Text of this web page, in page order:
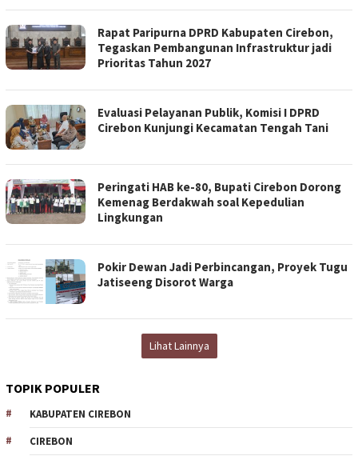
Rapat Paripurna DPRD Kabupaten Cirebon,
Tegaskan Pembangunan Infrastruktur jadi
Prioritas Tahun 2027
Evaluasi Pelayanan Publik, Komisi I DPRD
Cirebon Kunjungi Kecamatan Tengah Tani
Peringati HAB ke-80, Bupati Cirebon Dorong
Kemenag Berdakwah soal Kepedulian
Lingkungan
Pokir Dewan Jadi Perbincangan, Proyek Tugu
Jatiseeng Disorot Warga
Lihat Lainnya
TOPIK POPULER
KABUPATEN CIREBON
CIREBON